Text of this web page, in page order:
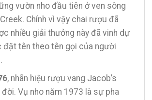
vườn nho đầu tiên ở ven sông
Chính vì vậy chai rượu đã
nhiều giải thưởng này đã vinh dự
đặt tên theo tên gọi của người
, nhãn hiệu rượu vang Jacob’s
đời. Vụ nho năm 1973 là sự pha